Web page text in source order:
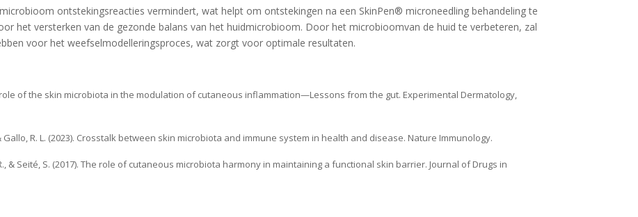
ontstekingsreacties vermindert, wat helpt om ontstekingen na een SkinPen® microneedling behandeling te
het versterken van de gezonde balans van het huidmicrobioom. Door het microbioomvan de huid te verbeteren, zal
voor het weefselmodelleringsproces, wat zorgt voor optimale resultaten.
role of the skin microbiota in the modulation of cutaneous inflammation—Lessons from the gut. Experimental Dermatology,
& Gallo, R. L. (2023). Crosstalk between skin microbiota and immune system in health and disease. Nature Immunology.
& Seité, S. (2017). The role of cutaneous microbiota harmony in maintaining a functional skin barrier. Journal of Drugs in